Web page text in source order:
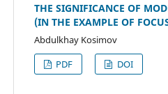
THE SIGNIFICANCE OF
(IN THE EXAMPLE OF
Abdulkhay Kosimov
PDF
DOI